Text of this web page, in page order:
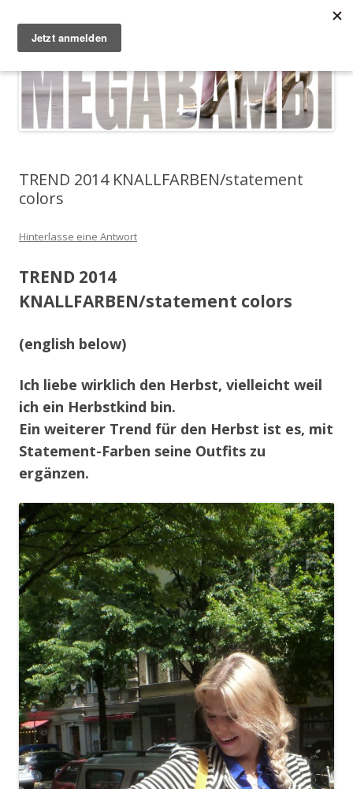
Megabambi
TREND 2014 KNALLFARBEN/statement
colors
Hinterlasse eine Antwort
TREND 2014
KNALLFARBEN/statement colors
(english below)
Ich liebe wirklich den Herbst, vielleicht weil
ich ein Herbstkind bin.
Ein weiterer Trend für den Herbst ist es, mit
Statement-Farben seine Outfits zu
ergänzen.